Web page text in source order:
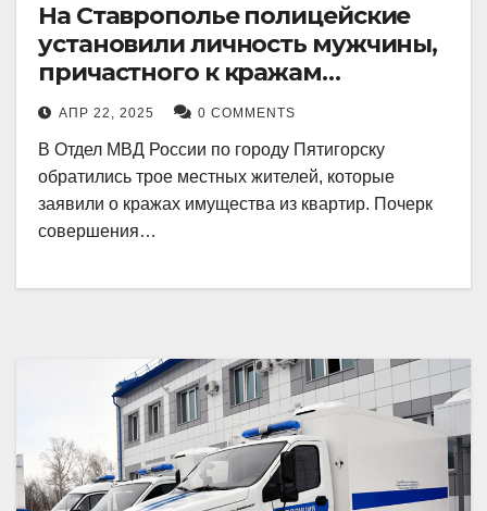
На Ставрополье полицейские
установили личность мужчины,
причастного к кражам
имущества из квартир в
Пятигорске
АПР 22, 2025 0 COMMENTS
В Отдел МВД России по городу Пятигорску
обратились трое местных жителей, которые
заявили о кражах имущества из квартир. Почерк
совершения…